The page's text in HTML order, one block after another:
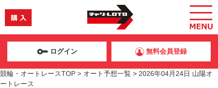
ログイン 無料会員登録
競輪・オートレースTOP > オート予想一覧 > 2026年04月24日 山陽オ
ートレース